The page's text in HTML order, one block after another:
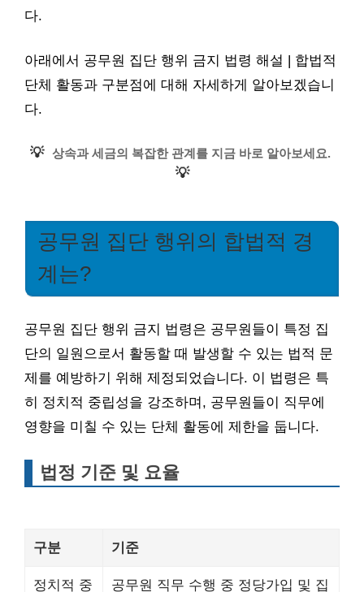
다.
아래에서 공무원 집단 행위 금지 법령 해설 | 합법적
단체 활동과 구분점에 대해 자세하게 알아보겠습니
다.
💡 상속과 세금의 복잡한 관계를 지금 바로 알아보세요.
💡
공무원 집단 행위의 합법적 경
계는?
공무원 집단 행위 금지 법령은 공무원들이 특정 집
단의 일원으로서 활동할 때 발생할 수 있는 법적 문
제를 예방하기 위해 제정되었습니다. 이 법령은 특
히 정치적 중립성을 강조하며, 공무원들이 직무에
영향을 미칠 수 있는 단체 활동에 제한을 둡니다.
법정 기준 및 요율
구분 기준
정치적 중
공무원 직무 수행 중 정당가입 및 집